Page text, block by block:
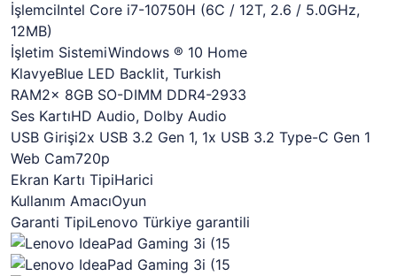
İşlemciIntel Core i7-10750H (6C / 12T, 2.6 / 5.0GHz,
12MB)
İşletim SistemiWindows ® 10 Home
KlavyeBlue LED Backlit, Turkish
RAM2x 8GB SO-DIMM DDR4-2933
Ses KartıHD Audio, Dolby Audio
USB Girişi2x USB 3.2 Gen 1, 1x USB 3.2 Type-C Gen 1
Web Cam720p
Ekran Kartı TipiHarici
Kullanım AmacıOyun
Garanti TipiLenovo Türkiye garantili